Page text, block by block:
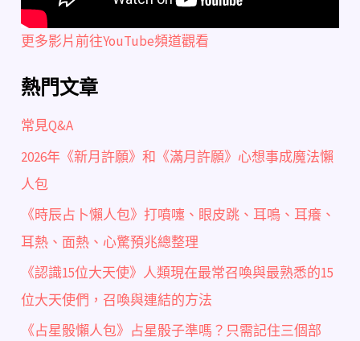
更多影片前往YouTube頻道觀看
熱門文章
常見Q&A
2026年《新月許願》和《滿月許願》心想事成魔法懶
人包
《時辰占卜懶人包》打噴嚏、眼皮跳、耳鳴、耳癢、
耳熱、面熱、心驚預兆總整理
《認識15位大天使》人類現在最常召喚與最熟悉的15
位大天使們，召喚與連結的方法
《占星骰懶人包》占星骰子準嗎？只需記住三個部